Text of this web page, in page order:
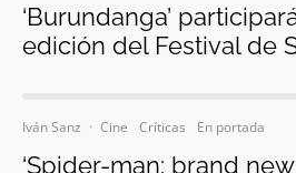
‘Burundanga’
edición del Festival de
Iván Sanz · Cine Críticas En portada
‘Spider-man: brand